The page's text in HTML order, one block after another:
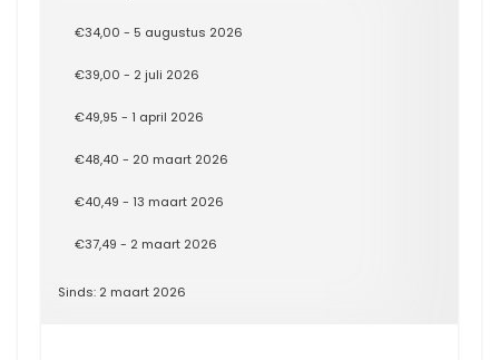
€34,00 - 5 augustus 2026
€39,00 - 2 juli 2026
€49,95 - 1 april 2026
€48,40 - 20 maart 2026
€40,49 - 13 maart 2026
€37,49 - 2 maart 2026
Sinds: 2 maart 2026